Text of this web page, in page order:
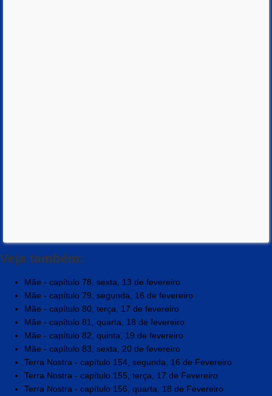
Veja também:
Mãe - capítulo 78, sexta, 13 de fevereiro
Mãe - capítulo 79, segunda, 16 de fevereiro
Mãe - capítulo 80, terça, 17 de fevereiro
Mãe - capítulo 81, quarta, 18 de fevereiro
Mãe - capítulo 82, quinta, 19 de fevereiro
Mãe - capítulo 83, sexta, 20 de fevereiro
Terra Nostra - capítulo 154, segunda, 16 de Fevereiro
Terra Nostra - capítulo 155, terça, 17 de Fevereiro
Terra Nostra - capítulo 156, quarta, 18 de Fevereiro